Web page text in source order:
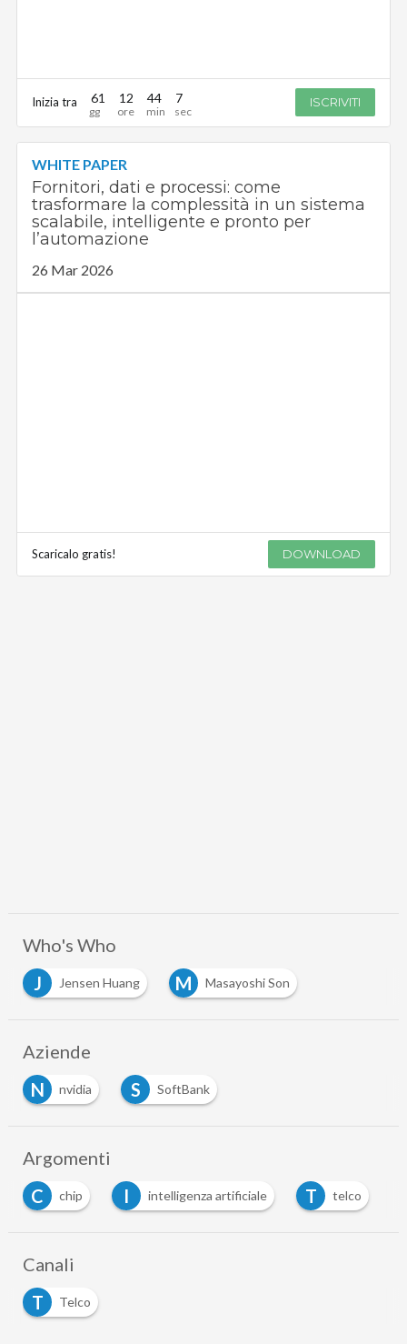
Inizia tra 61 12 44 6 ISCRIVITI
WHITE PAPER
Fornitori, dati e processi: come
trasformare la complessità in un sistema
scalabile, intelligente e pronto per
l’automazione
26 Mar 2026
Scaricalo gratis! DOWNLOAD
Who's Who
J
Jensen Huang M Masayoshi Son
Aziende
N
nvidia S SoftBank
Argomenti
chip intelligenza artificiale T telco T
Canali
T
Telco